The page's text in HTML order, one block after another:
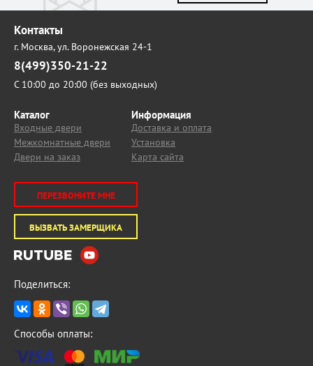
Контакты
г. Москва,ул. Воронежская 24-1
8(499)350-21-22
С 10:00 до 20:00 (без выходных)
Каталог
Входные двери
Межкомнатные двери
Двери на заказ
Информация
Доставка и оплата
Установка
Карта сайта
ПЕРЕЗВОНИТЕ МНЕ
ВЫЗВАТЬ ЗАМЕРЩИКА
Поделиться:
Способы оплаты: